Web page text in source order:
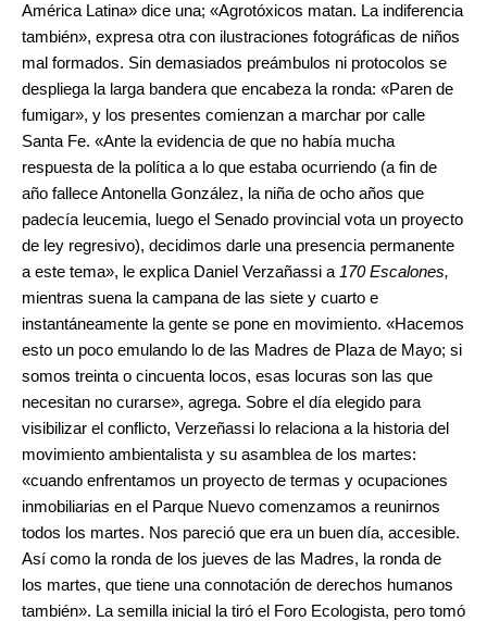
América Latina» dice una; «Agrotóxicos matan. La indiferencia
también», expresa otra con ilustraciones fotográficas de niños
mal formados. Sin demasiados preámbulos ni protocolos se
despliega la larga bandera que encabeza la ronda: «Paren de
fumigar», y los presentes comienzan a marchar por calle
Santa Fe. «Ante la evidencia de que no había mucha
respuesta de la política a lo que estaba ocurriendo (a fin de
año fallece Antonella González, la niña de ocho años que
padecía leucemia, luego el Senado provincial vota un proyecto
de ley regresivo), decidimos darle una presencia permanente
a este tema», le explica Daniel Verzañassi a 170 Escalones,
mientras suena la campana de las siete y cuarto e
instantáneamente la gente se pone en movimiento. «Hacemos
esto un poco emulando lo de las Madres de Plaza de Mayo; si
somos treinta o cincuenta locos, esas locuras son las que
necesitan no curarse», agrega. Sobre el día elegido para
visibilizar el conflicto, Verzeñassi lo relaciona a la historia del
movimiento ambientalista y su asamblea de los martes:
«cuando enfrentamos un proyecto de termas y ocupaciones
inmobiliarias en el Parque Nuevo comenzamos a reunirnos
todos los martes. Nos pareció que era un buen día, accesible.
Así como la ronda de los jueves de las Madres, la ronda de
los martes, que tiene una connotación de derechos humanos
también». La semilla inicial la tiró el Foro Ecologista, pero tomó